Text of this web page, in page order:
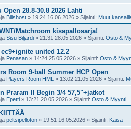
Open 28.8-30.8 2026 Lahti
Bilishost » 19:24 16.06.2026 » Sijainti: Muut
Matchroom kisapallosarja!
Sisu Biljardi » 21:31 28.05.2026 » Sijainti: Osto &
ec9+ignite united 12.2
Penasan » 14:24 25.05.2026 » Sijainti: Osto &
Room 9-ball Summer HCP Open
Players Room HML » 13:02 21.05.2026 » Sijainti:
Praram II Begin 3/4 57,5"+jatkot
Epetti » 13:21 20.05.2026 » Sijainti: Osto & Myynti
peltsipelloton » 19:51 16.05.2026 » Sijainti: Kaisa